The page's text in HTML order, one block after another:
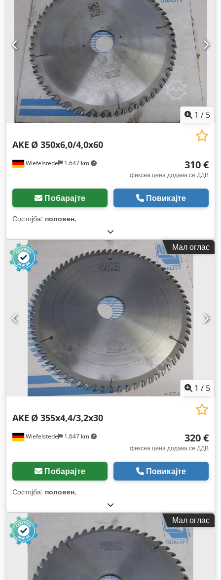
1 / 5
Wiefelstede 1.647 km
AKE Ø 350x6,0/4,0x60
310 €
фиксна цена додава се ДДВ
Побарајте Повикајте
Состојба: половен,
Мал оглас
1 / 5
Wiefelstede 1.647 km
AKE Ø 355x4,4/3,2x30
320 €
фиксна цена додава се ДДВ
Побарајте Повикајте
Состојба: половен,
Мал оглас